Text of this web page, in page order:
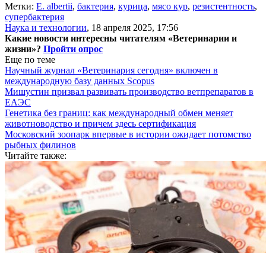
Метки: E. аlbertii, бактерия, курица, мясо кур, резистентность,
супербактерия
Наука и технологии, 18 апреля 2025, 17:56
Какие новости интересны читателям «Ветеринарии и
жизни»? Пройти опрос
Еще по теме
Научный журнал «Ветеринария сегодня» включен в
международную базу данных Scopus
Мишустин призвал развивать производство ветпрепаратов в
ЕАЭС
Генетика без границ: как международный обмен меняет
животноводство и причем здесь сертификация
Московский зоопарк впервые в истории ожидает потомство
рыбных филинов
Читайте также: